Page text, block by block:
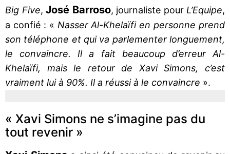
Big Five, José Barroso, journaliste pour L’Equipe,
a confié : « Nasser Al-Khelaïfi en personne prend
son téléphone et qui va parlementer longuement,
le convaincre. Il a fait beaucoup d’erreur Al-
Khelaïfi, mais le retour de Xavi Simons, c’est
vraiment lui à 90%. Il a réussi à le convaincre ».
« Xavi Simons ne s’imagine pas du
tout revenir »